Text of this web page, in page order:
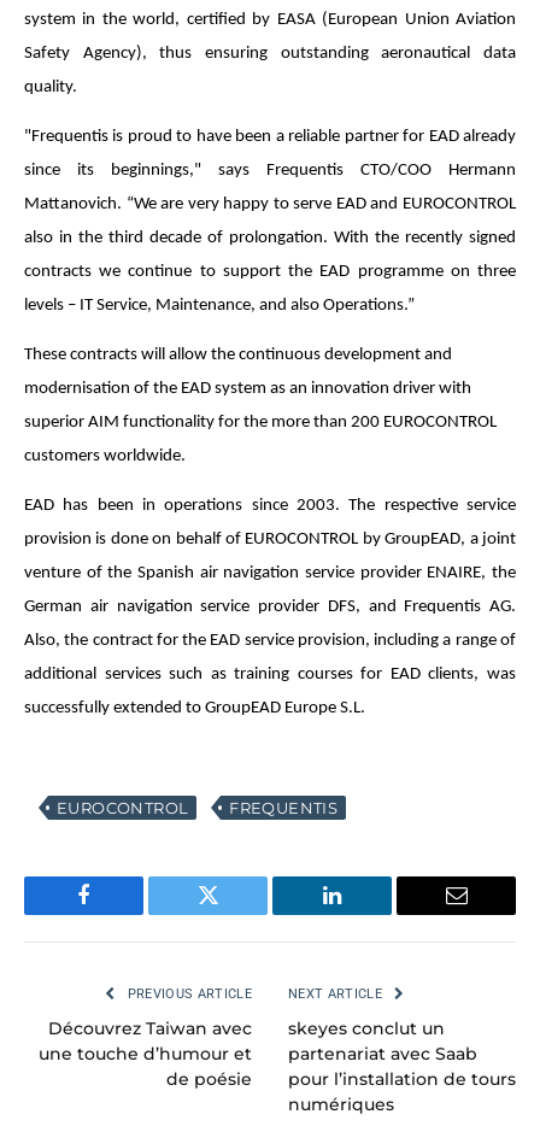
system in the world, certified by EASA (European Union Aviation
Safety Agency), thus ensuring outstanding aeronautical data
quality.
"Frequentis is proud to have been a reliable partner for EAD already
since its beginnings," says Frequentis CTO/COO Hermann
Mattanovich. “We are very happy to serve EAD and EUROCONTROL
also in the third decade of prolongation. With the recently signed
contracts we continue to support the EAD programme on three
levels – IT Service, Maintenance, and also Operations.”
These contracts will allow the continuous development and
modernisation of the EAD system as an innovation driver with
superior AIM functionality for the more than 200 EUROCONTROL
customers worldwide.
EAD has been in operations since 2003. The respective service
provision is done on behalf of EUROCONTROL by GroupEAD, a joint
venture of the Spanish air navigation service provider ENAIRE, the
German air navigation service provider DFS, and Frequentis AG.
Also, the contract for the EAD service provision, including a range of
additional services such as training courses for EAD clients, was
successfully extended to GroupEAD Europe S.L.
EUROCONTROL FREQUENTIS
Facebook Twitter LinkedIn Email
PREVIOUS ARTICLE
Découvrez Taiwan avec
une touche d’humour et
de poésie
NEXT ARTICLE
skeyes conclut un
partenariat avec Saab
pour l’installation de tours
numériques